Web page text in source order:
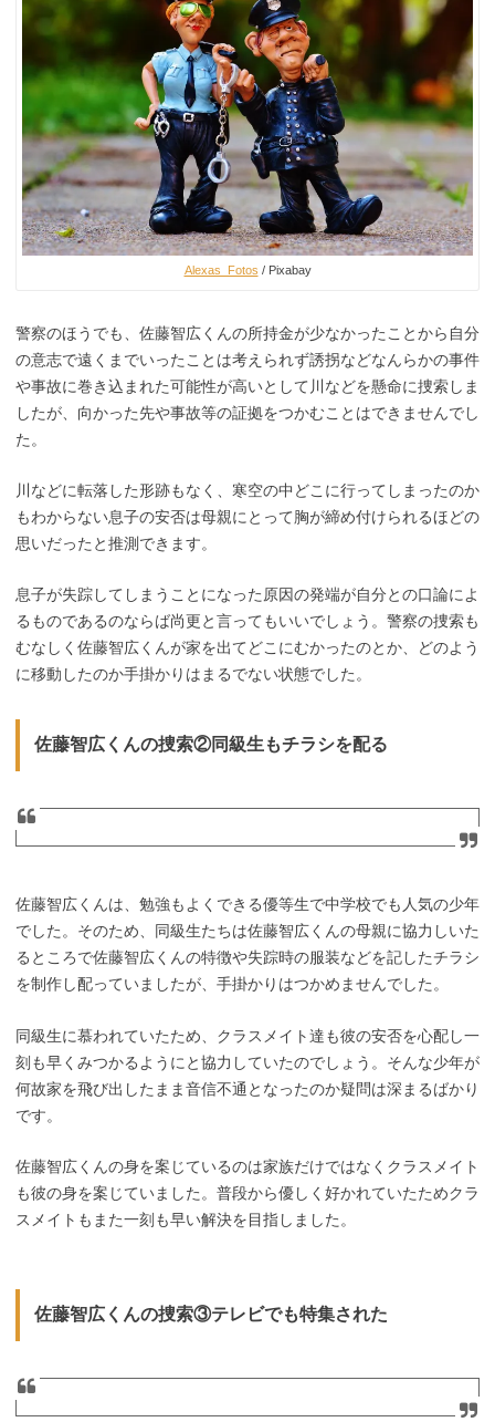
Alexas_Fotos / Pixabay
警察のほうでも、佐藤智広くんの所持金が少なかったことから自分
の意志で遠くまでいったことは考えられず誘拐などなんらかの事件
や事故に巻き込まれた可能性が高いとして川などを懸命に捜索しま
したが、向かった先や事故等の証拠をつかむことはできませんでし
た。
川などに転落した形跡もなく、寒空の中どこに行ってしまったのか
もわからない息子の安否は母親にとって胸が締め付けられるほどの
思いだったと推測できます。
息子が失踪してしまうことになった原因の発端が自分との口論によ
るものであるのならば尚更と言ってもいいでしょう。警察の捜索も
むなしく佐藤智広くんが家を出てどこにむかったのとか、どのよう
に移動したのか手掛かりはまるでない状態でした。
佐藤智広くんの捜索②同級生もチラシを配る
佐藤智広くんは、勉強もよくできる優等生で中学校でも人気の少年
でした。そのため、同級生たちは佐藤智広くんの母親に協力しいた
るところで佐藤智広くんの特徴や失踪時の服装などを記したチラシ
を制作し配っていましたが、手掛かりはつかめませんでした。
同級生に慕われていたため、クラスメイト達も彼の安否を心配し一
刻も早くみつかるようにと協力していたのでしょう。そんな少年が
何故家を飛び出したまま音信不通となったのか疑問は深まるばかり
です。
佐藤智広くんの身を案じているのは家族だけではなくクラスメイト
も彼の身を案じていました。普段から優しく好かれていたためクラ
スメイトもまた一刻も早い解決を目指しました。
佐藤智広くんの捜索③テレビでも特集された